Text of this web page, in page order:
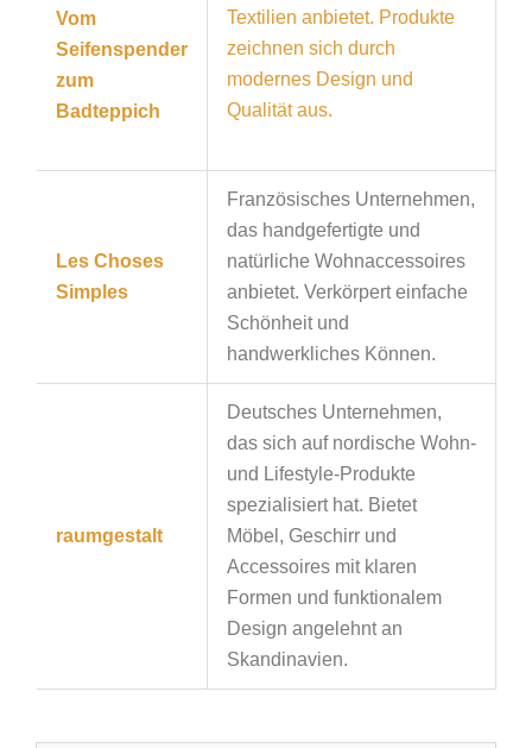
Vom
Seifenspender
zum
Badteppich
Textilien anbietet. Produkte
zeichnen sich durch
modernes Design und
Qualität aus.
Les Choses
Simples
Französisches Unternehmen,
das handgefertigte und
natürliche Wohnaccessoires
anbietet. Verkörpert einfache
Schönheit und
handwerkliches Können.
raumgestalt
Deutsches Unternehmen,
das sich auf nordische Wohn-
und Lifestyle-Produkte
spezialisiert hat. Bietet
Möbel, Geschirr und
Accessoires mit klaren
Formen und funktionalem
Design angelehnt an
Skandinavien.